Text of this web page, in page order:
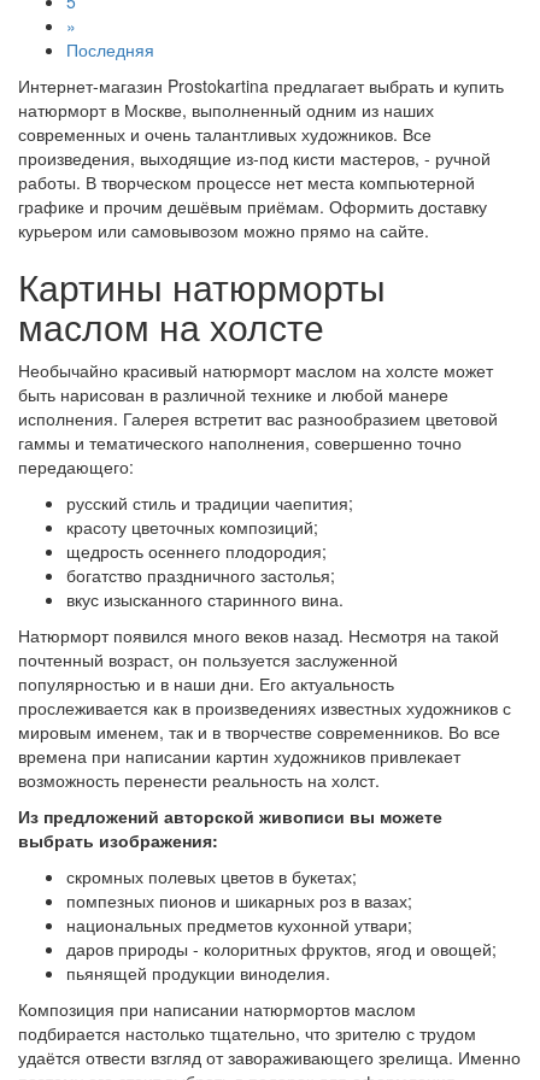
»
Последняя
Интернет-магазин Prostokartina предлагает выбрать и купить
натюрморт в Москве, выполненный одним из наших
современных и очень талантливых художников. Все
произведения, выходящие из-под кисти мастеров, - ручной
работы. В творческом процессе нет места компьютерной
графике и прочим дешёвым приёмам. Оформить доставку
курьером или самовывозом можно прямо на сайте.
Картины натюрморты
маслом на холсте
Необычайно красивый натюрморт маслом на холсте может
быть нарисован в различной технике и любой манере
исполнения. Галерея встретит вас разнообразием цветовой
гаммы и тематического наполнения, совершенно точно
передающего:
русский стиль и традиции чаепития;
красоту цветочных композиций;
щедрость осеннего плодородия;
богатство праздничного застолья;
вкус изысканного старинного вина.
Натюрморт появился много веков назад. Несмотря на такой
почтенный возраст, он пользуется заслуженной
популярностью и в наши дни. Его актуальность
прослеживается как в произведениях известных художников с
мировым именем, так и в творчестве современников. Во все
времена при написании картин художников привлекает
возможность перенести реальность на холст.
Из предложений авторской живописи вы можете
выбрать изображения:
скромных полевых цветов в букетах;
помпезных пионов и шикарных роз в вазах;
национальных предметов кухонной утвари;
даров природы - колоритных фруктов, ягод и овощей;
пьянящей продукции виноделия.
Композиция при написании натюрмортов маслом
подбирается настолько тщательно, что зрителю с трудом
удаётся отвести взгляд от завораживающего зрелища. Именно